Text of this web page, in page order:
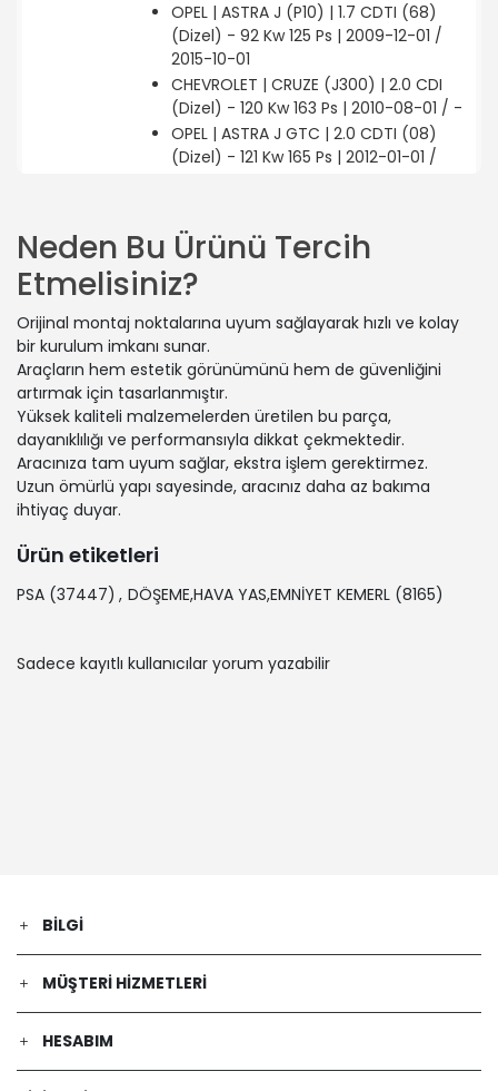
OPEL | ASTRA J (P10) | 1.7 CDTI (68)
(Dizel) - 92 Kw 125 Ps | 2009-12-01 /
2015-10-01
CHEVROLET | CRUZE (J300) | 2.0 CDI
(Dizel) - 120 Kw 163 Ps | 2010-08-01 / -
OPEL | ASTRA J GTC | 2.0 CDTI (08)
(Dizel) - 121 Kw 165 Ps | 2012-01-01 /
(Benzin) - 103 Kw 140 Ps | 2010-09-01
/ -
OPEL | ASTRA J (P10) | 1.4 Turbo (68)
(Benzin) - 88 Kw 120 Ps | 2010-10-01 /
2015-10-01
OPEL | ASTRA J GTC | 1.6 CDTI (08)
(Dizel) - 81 Kw 110 Ps | 2014-07-01 /
2018-04-01
OPEL | ASTRA J GTC | 2.0 CDTI (08)
(Dizel) - 96 Kw 131 Ps | 2012-01-01 /
2015-10-01
CHEVROLET | CRUZE Hatchback
(Dizel) - 118 Kw 160 Ps | 2009-09-01 /
1.6 Turbo (35) (Benzin) - 132 Kw 180 Ps
1.7 CDTI (35) (Dizel) - 96 Kw 131 Ps |
2010-10-01 / 2015-10-01
OPEL | ASTRA J GTC | 1.4 (08) (Benzin)
Neden Bu Ürünü Tercih
Etmelisiniz?
Orijinal montaj noktalarına uyum sağlayarak hızlı ve kolay
bir kurulum imkanı sunar.
Araçların hem estetik görünümünü hem de güvenliğini
artırmak için tasarlanmıştır.
Yüksek kaliteli malzemelerden üretilen bu parça,
dayanıklılığı ve performansıyla dikkat çekmektedir.
Aracınıza tam uyum sağlar, ekstra işlem gerektirmez.
Uzun ömürlü yapı sayesinde, aracınız daha az bakıma
ihtiyaç duyar.
Ürün etiketleri
PSA (37447) , DÖŞEME,HAVA YAS,EMNİYET KEMERL (8165)
Sadece kayıtlı kullanıcılar yorum yazabilir
BILGI
MÜŞTERI HIZMETLERI
HESABIM